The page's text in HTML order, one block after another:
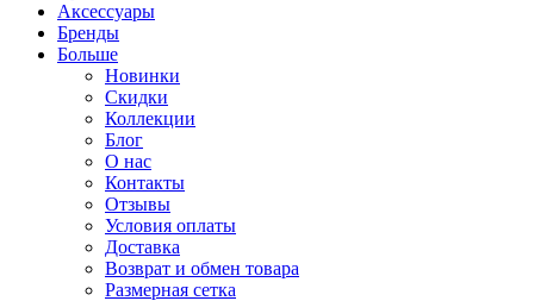
Аксессуары
Бренды
Больше
Новинки
Скидки
Коллекции
Блог
О нас
Контакты
Отзывы
Условия оплаты
Доставка
Возврат и обмен товара
Размерная сетка